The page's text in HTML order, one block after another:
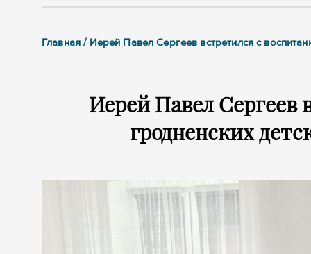
Главная / Иерей Павел Сергеев встретился с
Иерей Павел Сергеев
гродненских